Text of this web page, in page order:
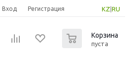
KZ RU
Вход Регистрация
Корзина
пуста